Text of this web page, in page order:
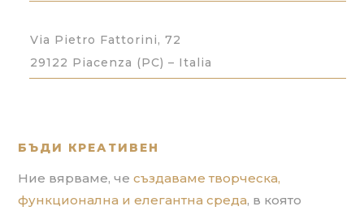
Via Pietro Fattorini, 72
29122 Piacenza (PC) – Italia
БЪДИ КРЕАТИВЕН
Ние вярваме, чесъздаваме творческа,
функционална и елегантна среда, в която